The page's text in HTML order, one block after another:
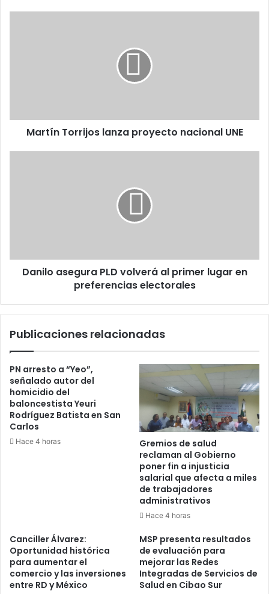
Martín Torrijos lanza proyecto nacional UNE
preferencias
electorales
Danilo asegura PLD volverá al primer lugar en
preferencias electorales
Publicaciones relacionadas
PN arresto a “Yeo”,
señalado autor del
homicidio del
baloncestista Yeuri
Rodríguez Batista en San
Carlos
Hace 4 horas
Gremios de salud
reclaman al Gobierno
poner fin a injusticia
salarial que afecta a miles
de trabajadores
administrativos
Hace 4 horas
Canciller Álvarez:
Oportunidad histórica
para aumentar el
comercio y las inversiones
entre RD y México
MSP presenta resultados
de evaluación para
mejorar las Redes
Integradas de Servicios de
Salud en Cibao Sur